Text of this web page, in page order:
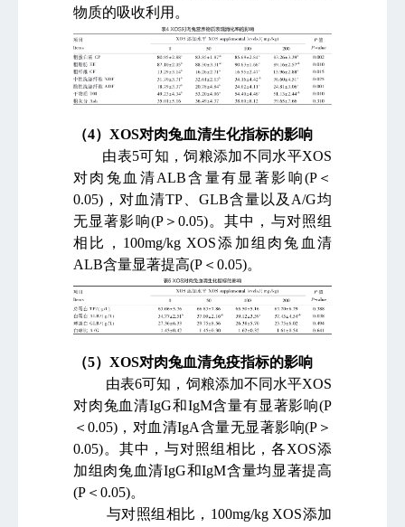
物质的吸收利用。
（4） XOS对肉兔血清生化指标的影响
由表5可知，饲粮添加不同水平XOS
对肉兔血清ALB含量有显著影响(P ＜
0.05) ，对血清TP GLB含量以及 A/G均
无显著影响(P＞ 0.05)。其中，与对照组
相比， 100mg/kg XOS添加组肉兔血清
ALB含量显著提高(P ＜ 0.05)。
（5） XOS对肉兔血清免疫指标的影响
由表6可知，饲粮添加不同水平XOS
对肉兔血清IgG和IgM含量有显著影响(P
＜ 0.05) ，对血清IgA含量无显著影响(P ＞
0.05)。其中，与对照组相比，各XOS添
加组肉兔血清IgG和IgM含量均显著提高
(P ＜ 0.05)。
与对照组相比， 100mg/kg XOS添加